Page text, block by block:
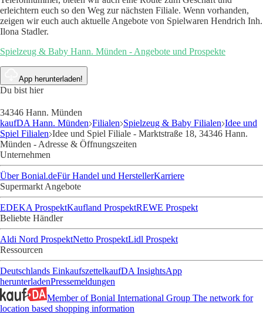
erleichtern euch so den Weg zur nächsten Filiale. Wenn vorhanden,
zeigen wir euch auch aktuelle Angebote von Spielwaren Hendrich Inh.
Ilona Stadler.
Spielzeug & Baby Hann. Münden - Angebote und Prospekte
App herunterladen!
Du bist hier
34346 Hann. Münden
kaufDA Hann. Münden Filialen Spielzeug & Baby Filialen Idee und
Spiel Filialen Idee und Spiel Filiale - Marktstraße 18, 34346 Hann.
Münden - Adresse & Öffnungszeiten
Unternehmen
Über Bonial.deFür Handel und HerstellerKarriere
Supermarkt Angebote
EDEKA ProspektKaufland ProspektREWE Prospekt
Beliebte Händler
Aldi Nord ProspektNetto ProspektLidl Prospekt
Ressourcen
Deutschlands EinkaufszettelkaufDA InsightsApp
herunterladenPressemeldungen
Member of Bonial International Group The network for
location based shopping information